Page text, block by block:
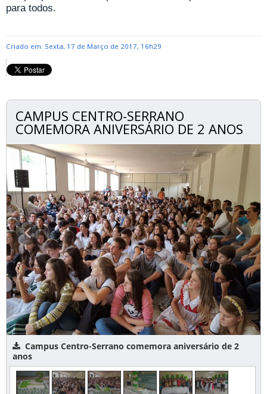
para todos.
Criado em: Sexta, 17 de Março de 2017, 16h29
CAMPUS CENTRO-SERRANO
COMEMORA ANIVERSÁRIO DE 2 ANOS
Campus Centro-Serrano comemora aniversário de 2
anos